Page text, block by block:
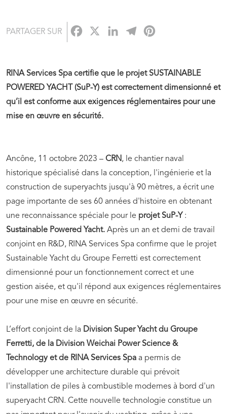
PARTAGER SUR
Facebook
X LinkedInTelegram
RINA Services Spa certifie que le projet SUSTAINABLE
POWERED YACHT (SuP-Y) est correctement dimensionné et
qu’il est conforme aux exigences réglementaires pour une
mise en œuvre en sécurité.
Ancône, 11 octobre 2023 – CRN, le chantier naval
historique spécialisé dans la conception, l'ingénierie et la
construction de superyachts jusqu'à 90 mètres, a écrit une
page importante de ses 60 années d'histoire en obtenant
une reconnaissance spéciale pour le projet SuP-Y :
Sustainable Powered Yacht. Après un an et demi de travail
conjoint en R&D, RINA Services Spa confirme que le projet
Sustainable Yacht du Groupe Ferretti est correctement
dimensionné pour un fonctionnement correct et une
gestion aisée, et qu'il répond aux exigences réglementaires
pour une mise en œuvre en sécurité.
L’effort conjoint de la Division Super Yacht du Groupe
Ferretti, de la Division Weichai Power Science &
Technology et de RINA Services Spa a permis de
développer une architecture durable qui prévoit
l'installation de piles à combustible modernes à bord d'un
superyacht CRN. Cette nouvelle technologie constitue un